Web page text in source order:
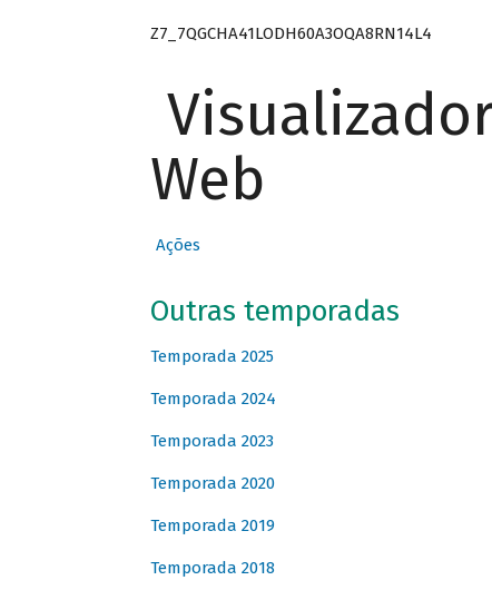
Z7_7QGCHA41LODH60A3OQA8RN14L4
Web
Ações
Outras temporadas
Temporada 2025
Temporada 2024
Temporada 2023
Temporada 2020
Temporada 2019
Temporada 2018